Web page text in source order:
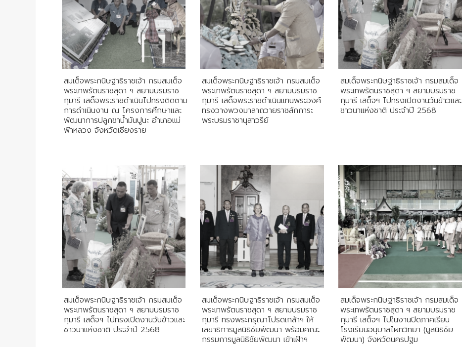
สมเด็จพระกนิษฐาธิราชเจ้า กรมสมเด็จ
พระเทพรัตนราชสุดา ฯ สยามบรมราช
กุมารี เสด็จพระราชดำเนินไปทรงติดตาม
การดำเนินงาน ณ โครงการศึกษาและ
พัฒนาการปลูกชาน้ำมันปูนะ อำเภอแม่
ฟ้าหลวง จังหวัดเชียงราย
สมเด็จพระกนิษฐาธิราชเจ้า กรมสมเด็จ
พระเทพรัตนราชสุดา ฯ สยามบรมราช
กุมารี เสด็จพระราชดำเนินแทนพระองค์
ทรงวางพวงมาลาถวายราชสักการะ
พระบรมราชานุสาวรีย์
สมเด็จพระกนิษฐาธิราชเจ้า กรมสมเด็จ
พระเทพรัตนราชสุดา ฯ สยามบรมราช
กุมารี เสด็จฯ ไปทรงเปิดงานวันข้าวและ
ชาวนาแห่งชาติ ประจำปี 2568
สมเด็จพระกนิษฐาธิราชเจ้า กรมสมเด็จ
พระเทพรัตนราชสุดา ฯ สยามบรมราช
กุมารี เสด็จฯ ไปทรงเปิดงานวันข้าวและ
ชาวนาแห่งชาติ ประจำปี 2568
สมเด็จพระกนิษฐาธิราชเจ้า กรมสมเด็จ
พระเทพรัตนราชสุดา ฯ สยามบรมราช
กุมารี ทรงพระกรุณาโปรดเกล้าฯ ให้
เลขาธิการมูลนิธิชัยพัฒนา พร้อมคณะ
กรรมการมูลนิธิชัยพัฒนา เข้าเฝ้าฯ
สมเด็จพระกนิษฐาธิราชเจ้า กรมสมเด็จ
พระเทพรัตนราชสุดา ฯ สยามบรมราช
กุมารี เสด็จฯ ไปในงานปิดภาคเรียน
โรงเรียนอนุบาลไผทวิทยา (มูลนิธิชัย
พัฒนา) จังหวัดนครปฐม